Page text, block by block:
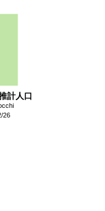
計人口
26